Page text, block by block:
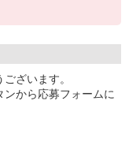
ざいます。
から応募フォームに